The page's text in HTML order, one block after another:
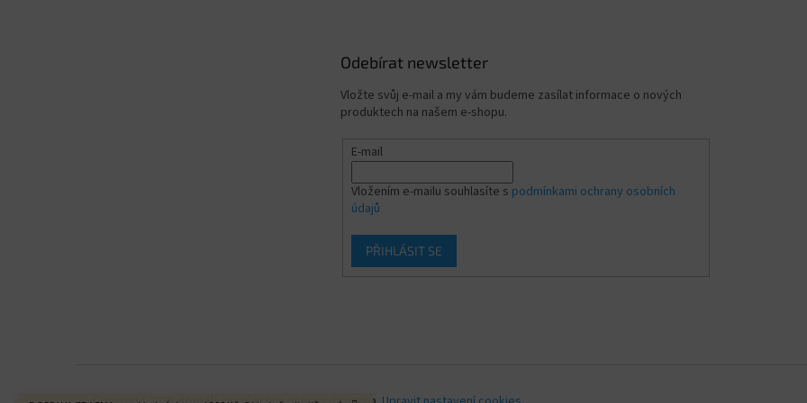
Odebírat newsletter
Vložte svůj e-mail a my vám budeme zasílat informace o nových
produktech na našem e-shopu.
E-mail
Vložením e-mailu souhlasíte s podmínkami ochrany osobních
údajů
PŘIHLÁSIT SE